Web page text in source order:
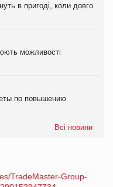
в пригоді, коли довго
можливості
по повышению
Всі новини